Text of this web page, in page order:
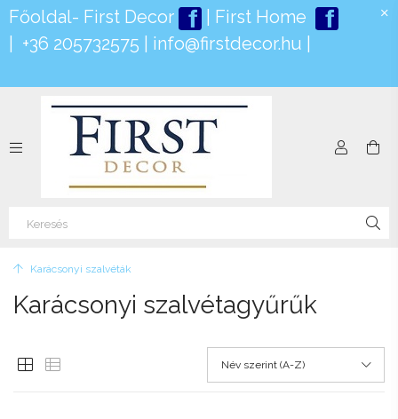
Főoldal- First Decor
First Home
+36 205732575 info@firstdecor.hu
Karácsonyi szalvéták
Karácsonyi szalvétagyűrűk